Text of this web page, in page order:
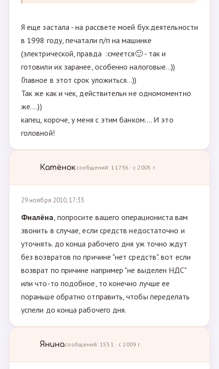
Я еще застала - на рассвете моей бух.деятельности
в 1998 году, печатали п/п на машинке
(электрической, правда :смеется🙂 - так и
готовили их заранее, особенно налоговые...))
Главное в этот срок уложиться...))
Так же как и чек, действительн не одномоментно
же....))
капец, короче, у меня с этим банком.... И это
головной!
Катёнок сообщений: 11736 · с 2005 г.
29 ноября 2010, 17:33
Фиалёна, попросите вашего операциониста вам
звонить в случае, если средств недостаточно и
уточнять. до конца рабочего дня уж точно ждут
без возвратов по причине "нет средств". вот если
возврат по причине например "не выделен НДС"
или что-то подобное, то конечно лучше ее
пораньше обратно отправить, чтобы переделать
успели до конца рабочего дня.
Янинасообщений: 1551 · с 2009 г.